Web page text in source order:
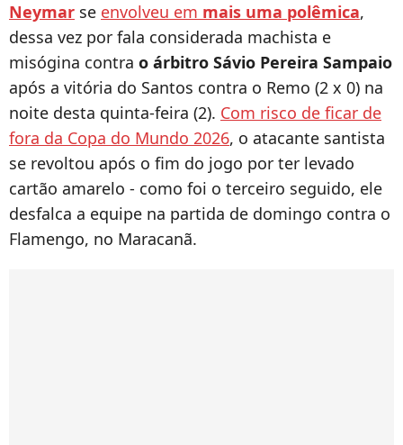
Neymar se envolveu em mais uma polêmica,
dessa vez por fala considerada machista e
misógina contra o árbitro Sávio Pereira Sampaio
após a vitória do Santos contra o Remo (2 x 0) na
noite desta quinta-feira (2). Com risco de ficar de
fora da Copa do Mundo 2026, o atacante santista
se revoltou após o fim do jogo por ter levado
cartão amarelo - como foi o terceiro seguido, ele
desfalca a equipe na partida de domingo contra o
Flamengo, no Maracanã.